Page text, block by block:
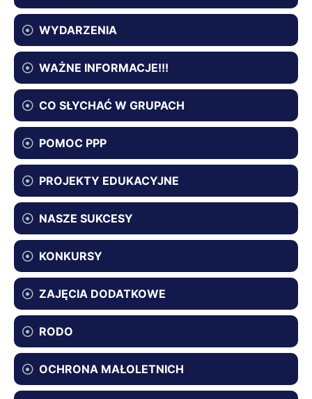
WYDARZENIA
WAŻNE INFORMACJE!!!
CO SŁYCHAĆ W GRUPACH
POMOC PPP
PROJEKTY EDUKACYJNE
NASZE SUKCESY
KONKURSY
ZAJĘCIA DODATKOWE
RODO
OCHRONA MAŁOLETNICH